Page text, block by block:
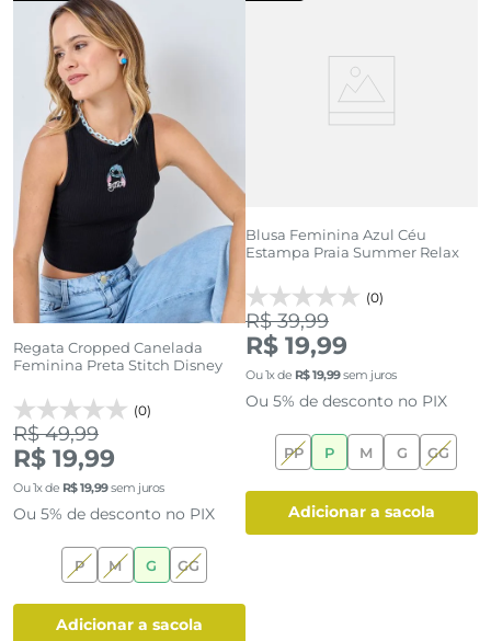
Regata Cropped Canelada
Feminina Preta Stitch Disney
(0)
R$ 49,99
R$ 19,99
Ou1x de R$19,99sem juros
Ou 5% de desconto no PIX
P M G GG
adicionar a sacola
Blusa Feminina Azul Céu
Estampa Praia Summer Relax
(0)
R$ 39,99
R$ 19,99
Ou1x de R$19,99sem juros
Ou 5% de desconto no PIX
PP P M G GG
adicionar a sacola